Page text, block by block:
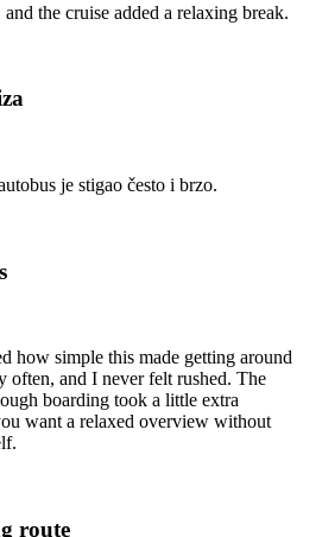
the cruise added a relaxing break.
je stigao često i brzo.
how simple this made getting around
often, and I never felt rushed. The
boarding took a little extra
want a relaxed overview without
route